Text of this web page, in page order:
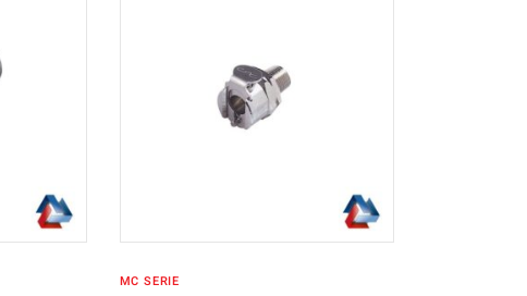
IN DEN
WARENKORB
MC SERIE